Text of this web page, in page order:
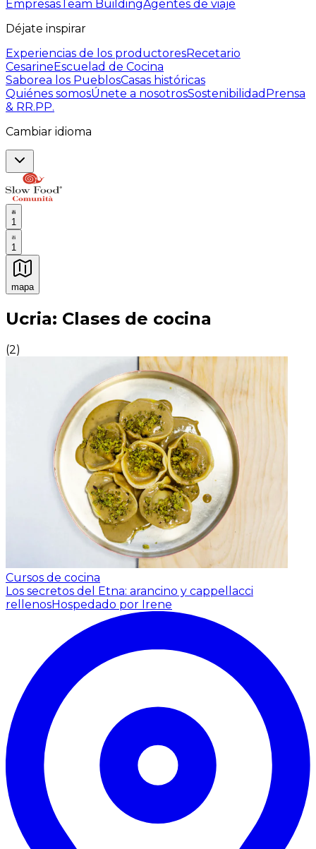
Empresas Team BuildingAgentes de viaje
Déjate inspirar
Experiencias de los productoresRecetario
CesarineEscuelad de Cocina
Saborea los PueblosCasas históricas
Quiénes somosÚnete a nosotrosSostenibilidad Prensa
& RR.PP.
Cambiar idioma
1
1
mapa
Experiencias culinarias inolvidables: Experiencias
Ucria: Clases de cocina
(2)
Cursos de cocina
Los secretos del Etna: arancino y cappellacci
rellenosHospedado por Irene